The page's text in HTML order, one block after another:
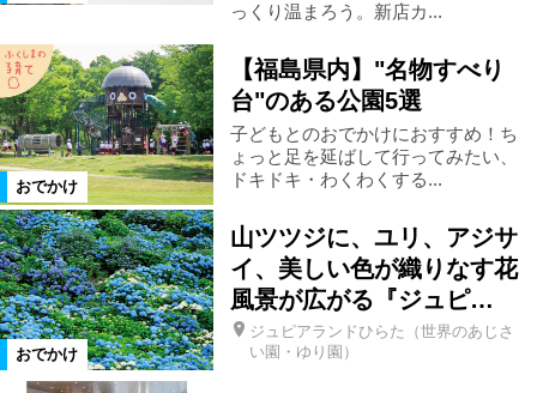
小野町 鮫川村
西郷村 仙台市 中島村
栃木県 茨城県
那須郡那須町 福島市郊外
那須塩原市 浅川町
っくり温まろう。新店カ...
おでかけ
【福島県内】"名物すべり
台"のある公園5選
子どもとのおでかけにおすすめ！ち
ょっと足を延ばして行ってみたい、
ドキドキ・わくわくする...
おでかけ
山ツツジに、ユリ、アジサ
イ、美しい色が織りなす花
風景が広がる『ジュピ…
ジュピアランドひらた（世界のあじさ
い園・ゆり園）